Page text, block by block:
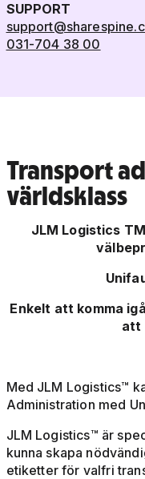
SUPPORT
031-704 38 00
Transport
världsklass
JLM Logistics
Enkelt att komma
att
Med JLM Logistics™
Administration med
JLM Logistics™ är
kunna skapa
etiketter för valfri